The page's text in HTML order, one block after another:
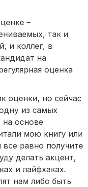
–
так и
и коллег, в
на
оценка
оценки, но сейчас
из самых
основе
мою книгу или
равно получите
делать акцент,
и лайфхаках.
нам либо быть